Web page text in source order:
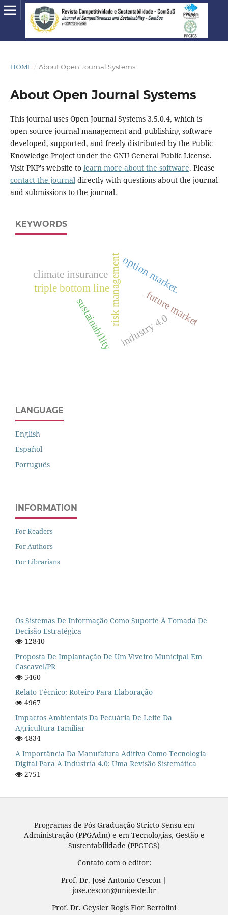
HOME / About Open Journal Systems
About Open Journal Systems
This journal uses Open Journal Systems 3.5.0.4, which is
open source journal management and publishing software
developed, supported, and freely distributed by the Public
Knowledge Project under the GNU General Public License.
Visit PKP's website to learn more about the software. Please
contact the journaldirectly with questions about the journal
and submissions to the journal.
KEYWORDS
industry 4.0
risk management
sustainability
triple bottom line
climate insurance
future market
option market.
LANGUAGE
English
Español
Português
INFORMATION
For Readers
For Authors
For Librarians
Os Sistemas De Informação Como Suporte À Tomada De
Decisão Estratégica
12840
Proposta De Implantação De Um Viveiro Municipal Em
Cascavel/PR
5460
Relato Técnico: Roteiro Para Elaboração
4967
Impactos Ambientais Da Pecuária De Leite Da
Agricultura Familiar
4834
A Importância Da Manufatura Aditiva Como Tecnologia
Digital Para A Indústria 4.0: Uma Revisão Sistemática
2751
Programas de Pós-Graduação Stricto Sensu em
Administração (PPGAdm) e em Tecnologias, Gestão e
Sustentabilidade (PPGTGS)
Contato com o editor:
Prof. Dr. José Antonio Cescon |
jose.cescon@unioeste.br
Prof. Dr. Geysler Rogis Flor Bertolini